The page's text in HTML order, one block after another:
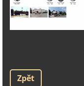
Zpět